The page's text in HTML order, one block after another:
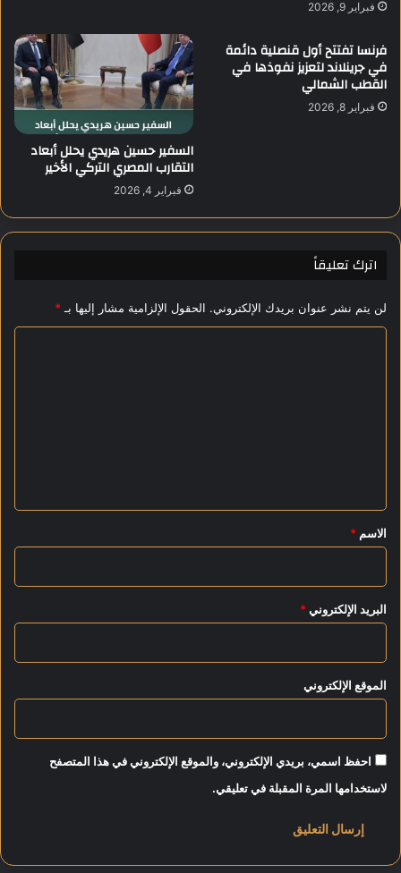
ت
ق
ا
ل
ز
ا
ا
3
ز
ة
فبراير 9, 2026
فرنسا تفتتح أول قنصلية دائمة
في جرينلاند لتعزيز نفوذها في
القطب الشمالي
فبراير 8, 2026
السفير حسين هريدي يحلل أبعاد
التقارب المصري التركي الأخير
فبراير 4, 2026
اترك تعليقاً
لن يتم نشر عنوان بريدك الإلكتروني. الحقول الإلزامية مشار إليها بـ *
*
الاسم *
البريد الإلكتروني *
الموقع الإلكتروني
احفظ اسمي، بريدي الإلكتروني، والموقع الإلكتروني في هذا المتصفح
لاستخدامها المرة المقبلة في تعليقي.